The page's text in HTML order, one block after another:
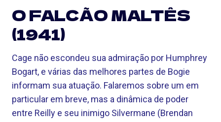
O FALCÃO MALTÊS
(1941)
Cage não escondeu sua admiração por Humphrey
Bogart, e várias das melhores partes de Bogie
informam sua atuação. Falaremos sobre um em
particular em breve, mas a dinâmica de poder
entre Reilly e seu inimigo Silvermane (Brendan